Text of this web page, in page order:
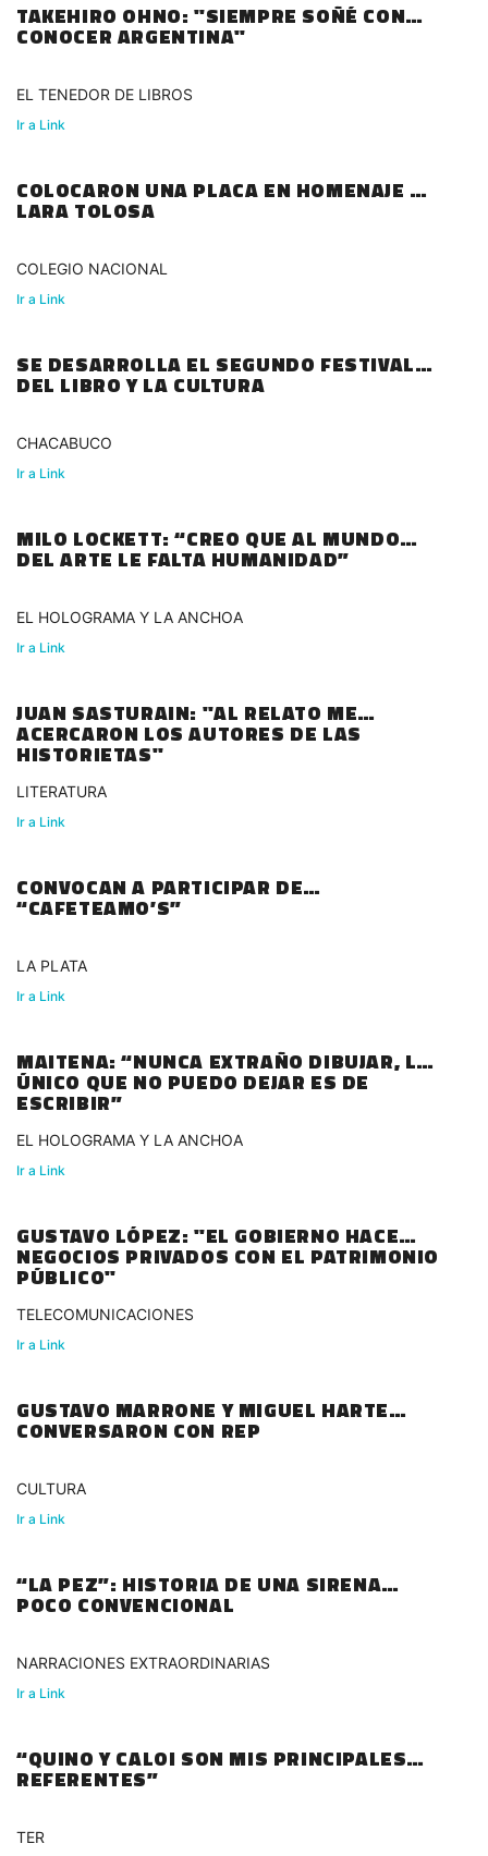
TAKEHIRO OHNO: "SIEMPRE SOÑÉ CON
CONOCER ARGENTINA"
EL TENEDOR DE LIBROS
Ir a Link
COLOCARON UNA PLACA EN HOMENAJE A
LARA TOLOSA
COLEGIO NACIONAL
Ir a Link
SE DESARROLLA EL SEGUNDO FESTIVAL
DEL LIBRO Y LA CULTURA
CHACABUCO
Ir a Link
MILO LOCKETT: “CREO QUE AL MUNDO
DEL ARTE LE FALTA HUMANIDAD”
EL HOLOGRAMA Y LA ANCHOA
Ir a Link
JUAN SASTURAIN: "AL RELATO ME
ACERCARON LOS AUTORES DE LAS
HISTORIETAS"
LITERATURA
Ir a Link
CONVOCAN A PARTICIPAR DE
“CAFETEAMO’S”
LA PLATA
Ir a Link
MAITENA: “NUNCA EXTRAÑO DIBUJAR, LO
ÚNICO QUE NO PUEDO DEJAR ES DE
ESCRIBIR”
EL HOLOGRAMA Y LA ANCHOA
Ir a Link
GUSTAVO LÓPEZ: "EL GOBIERNO HACE
NEGOCIOS PRIVADOS CON EL PATRIMONIO
PÚBLICO"
TELECOMUNICACIONES
Ir a Link
GUSTAVO MARRONE Y MIGUEL HARTE
CONVERSARON CON REP
CULTURA
Ir a Link
“LA PEZ”: HISTORIA DE UNA SIRENA
POCO CONVENCIONAL
NARRACIONES EXTRAORDINARIAS
Ir a Link
“QUINO Y CALOI SON MIS PRINCIPALES
REFERENTES”
TER